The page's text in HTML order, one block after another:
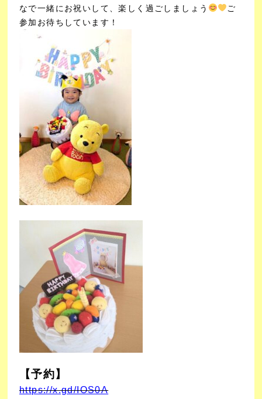
なで一緒にお祝いして、楽しく過ごしましょう ご
参加お待ちしています！
【予約】
https://x.gd/IOS0A